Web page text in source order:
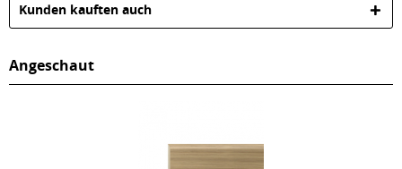
Kunden kauften auch
Angeschaut